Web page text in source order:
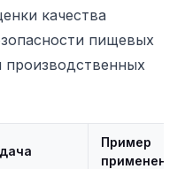
качества
пищевых
Пример
применения